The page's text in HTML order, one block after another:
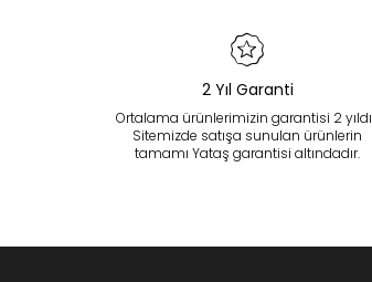
2 Yıl Garanti
Ortalama ürünlerimizin garantisi 2
Sitemizde satışa sunulan ürünlerin
tamamı Yataş garantisi altındadır.